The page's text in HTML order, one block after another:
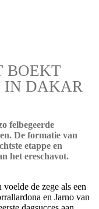
BOEKT
IN DAKAR
felbegeerde
De formatie van
etappe en
het ereschavot.
de zege als een
en Jarno van